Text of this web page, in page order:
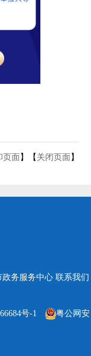
页面】【 关闭页面】
务服务中心 联系我们
号-1
粤公网安